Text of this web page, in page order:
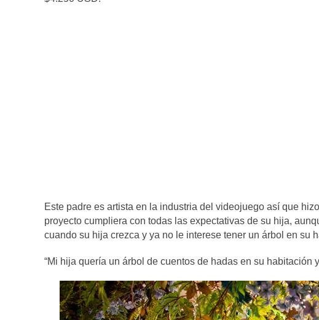
Este padre es artista en la industria del videojuego así que
proyecto cumpliera con todas las expectativas de su hija,
cuando su hija crezca y ya no le interese tener un árbol en su
“Mi hija quería un árbol de cuentos de hadas en su habitación